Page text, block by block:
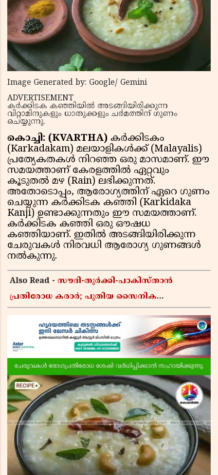
Image Generated by: Google/ Gemini
ADVERTISEMENT
കർക്കിടക കഞ്ഞിയിൽ അടങ്ങിയിരിക്കുന്ന
വിറ്റാമിനുകളും ധാതുക്കളും ചർമത്തിന് ഗുണം
ചെയ്യുന്നു.
കൊച്ചി: (KVARTHA) കർക്കിടകം
(Karkadakam) മലയാളികൾക്ക് (Malayalis)
പ്രത്യേകതകൾ നിറഞ്ഞ ഒരു മാസമാണ്. ഈ
സമയത്താണ് കേരളത്തിൽ ഏറ്റവും
കൂടുതൽ മഴ (Rain) ലഭിക്കുന്നത്.
അതോടൊപ്പം, ആരോഗ്യത്തിന് ഏറെ ഗുണം
ചെയ്യുന്ന കർക്കിടക കഞ്ഞി (Karkidaka
Kanji) ഉണ്ടാക്കുന്നതും ഈ സമയത്താണ്.
കർക്കിടക കഞ്ഞി ഒരു ഔഷധ
കഞ്ഞിയാണ്. ഇതിൽ അടങ്ങിയിരിക്കുന്ന
ചേരുവകൾ നിരവധി ആരോഗ്യ ഗുണങ്ങൾ
നൽകുന്നു.
Also Read - സൗദി-തുർക്കി-പാകിസ്താൻ
പ്രതിരോധ കരാർ; പുതിയ സൈനിക